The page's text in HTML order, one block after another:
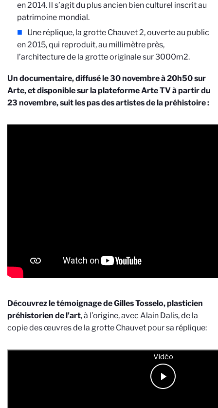
en 2014. Il s’agit du plus ancien bien culturel inscrit au
patrimoine mondial.
Une réplique, la grotte Chauvet 2, ouverte au public
en 2015, qui reproduit, au millimètre près,
l’architecture de la grotte originale sur 3000m2.
Un documentaire, diffusé le 30 novembre à 20h50 sur
Arte, et disponible sur la plateforme Arte TV à partir du
23 novembre, suit les pas des artistes de la préhistoire :
Découvrez le témoignage de Gilles Tosselo, plasticien
préhistorien de l’art, à l’origine, avec Alain Dalis, de la
copie des œuvres de la grotte Chauvet pour sa réplique: